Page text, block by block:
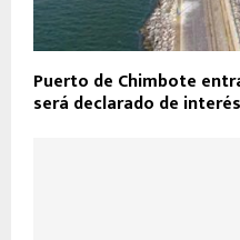
Puerto de Chimbote
será declarado de